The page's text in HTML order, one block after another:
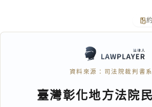
約
資料來源：司法院裁判書
臺灣彰化地方法院